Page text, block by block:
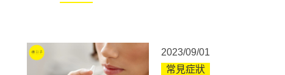
2023/09/01
常見症狀